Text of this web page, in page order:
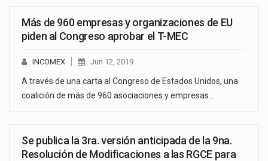
Más de 960 empresas y organizaciones de EU
piden al Congreso aprobar el T-MEC
INCOMEX Jun 12, 2019
A través de una carta al Congreso de Estados Unidos, una
coalición de más de 960 asociaciones y empresas…
Se publica la 3ra. versión anticipada de la 9na.
Resolución de Modificaciones a las RGCE para